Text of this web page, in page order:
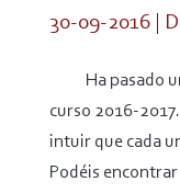
30-09-2016|
Ha pasado un
curso 2016-
intuir que cada
Podéis